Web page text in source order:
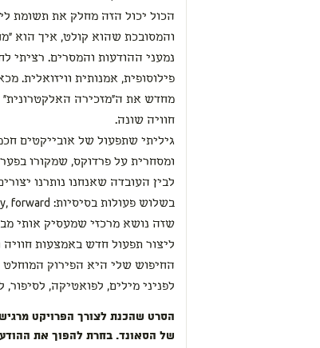
הכול יכול הזה מחלק את תשומת
והמסובכת שהוא קולט, איך הוא
נמעני ההודעות והמסרים. רציתי
פילוסופית, אמנותית וויזואלית.
מחדש את ה"מזכירה
חוויה שונה.
גיליתי שתפעול של אובייקטים
ומסחרית על פרדוקס, שמקורו
לבין העובדה שאנחנו נותרנו
שזה נושא מרכזי שמעסיק אותי
ליצור תפעול חדש באמצעות חוויה
החיפוש שלי היא הפירוק
לפניני מילים, לפואטיקה, לסיפור,
הסרט שהכנת לצורך הפרויקט
של הסאונד. בחרת להפוך את